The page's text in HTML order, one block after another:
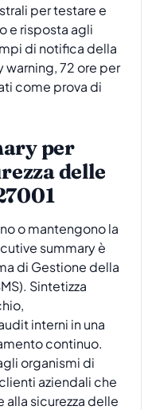
per testare e
e risposta agli
di notifica della
warning, 72 ore per
come prova di
per
delle
o mantengono la
summary è
di Gestione della
Sintetizza
interni in una
continuo.
organismi di
aziendali che
sicurezza delle